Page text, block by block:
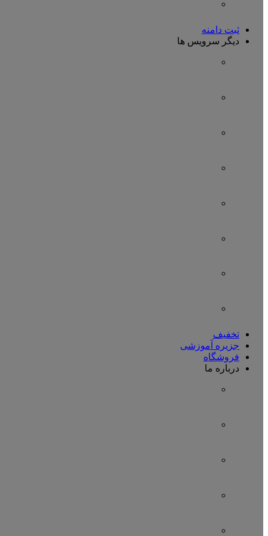
ثبت دامنه
دیگر سرویس ها
تخفیف
جزیره آموزشی
فروشگاه
درباره ما